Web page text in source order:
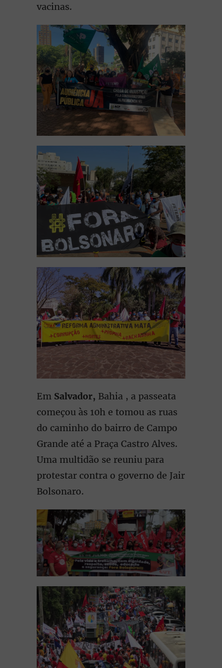
vacinas.
Em Salvador, Bahia , a passeata
começou às 10h e tomou as ruas
do caminho do bairro de Campo
Grande até a Praça Castro Alves.
Uma multidão se reuniu para
protestar contra o governo de Jair
Bolsonaro.